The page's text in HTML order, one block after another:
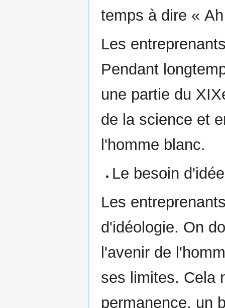
temps à dire «
Les
Pendant
une partie du
de la science et
l'homme blanc.
Le besoin
Les
d'idéologie. On
l'avenir de
ses limites. Cela
permanence, un